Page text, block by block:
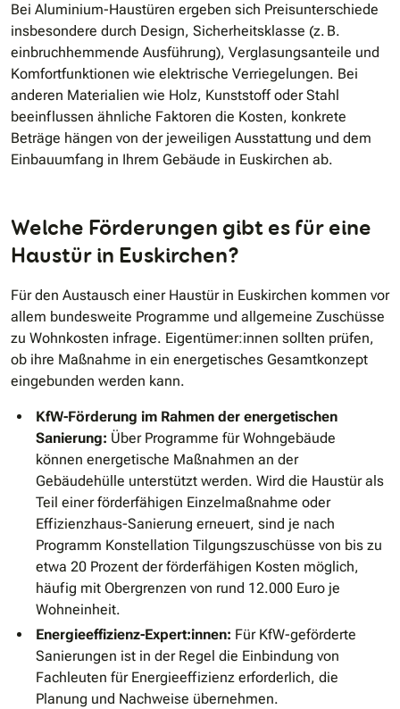
Bei Aluminium-Haustüren ergeben sich Preisunterschiede
insbesondere durch Design, Sicherheitsklasse (z. B.
einbruchhemmende Ausführung), Verglasungsanteile und
Komfortfunktionen wie elektrische Verriegelungen. Bei
anderen Materialien wie Holz, Kunststoff oder Stahl
beeinflussen ähnliche Faktoren die Kosten, konkrete
Beträge hängen von der jeweiligen Ausstattung und dem
Einbauumfang in Ihrem Gebäude in Euskirchen ab.
Welche Förderungen gibt es für eine
Haustür in Euskirchen?
Für den Austausch einer Haustür in Euskirchen kommen vor
allem bundesweite Programme und allgemeine Zuschüsse
zu Wohnkosten infrage. Eigentümer:innen sollten prüfen,
ob ihre Maßnahme in ein energetisches Gesamtkonzept
eingebunden werden kann.
KfW-Förderung im Rahmen der energetischen
Sanierung: Über Programme für Wohngebäude
können energetische Maßnahmen an der
Gebäudehülle unterstützt werden. Wird die Haustür als
Teil einer förderfähigen Einzelmaßnahme oder
Effizienzhaus-Sanierung erneuert, sind je nach
Programm Konstellation Tilgungszuschüsse von bis zu
etwa 20 Prozent der förderfähigen Kosten möglich,
häufig mit Obergrenzen von rund 12.000 Euro je
Wohneinheit.
Energieeffizienz-Expert:innen: Für KfW-geförderte
Sanierungen ist in der Regel die Einbindung von
Fachleuten für Energieeffizienz erforderlich, die
Planung und Nachweise übernehmen.